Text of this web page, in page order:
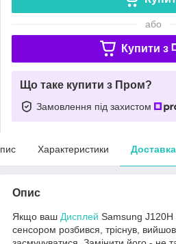
або
Купити з
Що таке купити з Пром?
Замовлення під захистом
Характеристики Доставка
Опис
Якщо ваш Дисплей Samsung
сенсором розбився, тріснув,